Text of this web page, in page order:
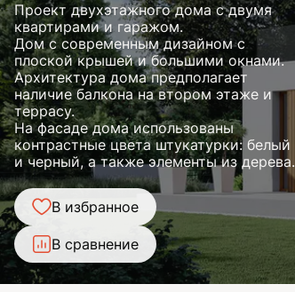
Проект двухэтажного дома с двумя
квартирами и гаражом.
Дом с современным дизайном с
плоской крышей и большими окнами.
Архитектура дома предполагает
наличие балкона на втором этаже и
террасу.
На фасаде дома использованы
контрастные цвета штукатурки: белый
и черный, а также элементы из дерева.
В избранное
В сравнение